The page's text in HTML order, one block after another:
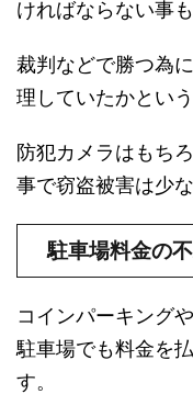
ければならない事
裁判などで勝つ為
理していたかとい
防犯カメラはもち
事で窃盗被害は少
駐車場料金の
コインパーキング
駐車場でも料金を
す。